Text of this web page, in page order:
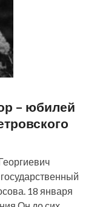
– юбилей
18 января